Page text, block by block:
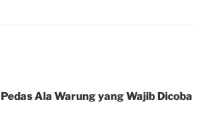
Ala Warung yang Wajib Dicoba